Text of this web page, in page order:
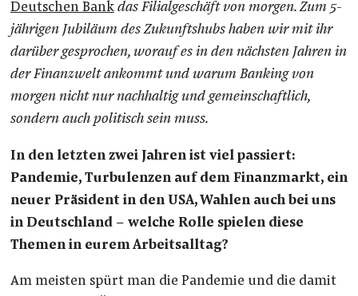
Deutschen Bankdas Filialgeschäft von morgen. Zum 5-
jährigen Jubiläum des Zukunftshubs haben wir mit ihr
darüber gesprochen, worauf es in den nächsten Jahren in
der Finanzwelt ankommt und warum Banking von
morgen nicht nur nachhaltig und gemeinschaftlich,
sondern auch politisch sein muss.
In den letzten zwei Jahren ist viel passiert:
Pandemie, Turbulenzen auf dem Finanzmarkt, ein
neuer Präsident in den USA, Wahlen auch bei uns
in Deutschland – welche Rolle spielen diese
Themen in eurem Arbeitsalltag?
Am meisten spürt man die Pandemie und die damit